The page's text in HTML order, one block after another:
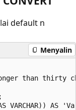
default n
Menyalin
than thirty
AS VARCHAR))